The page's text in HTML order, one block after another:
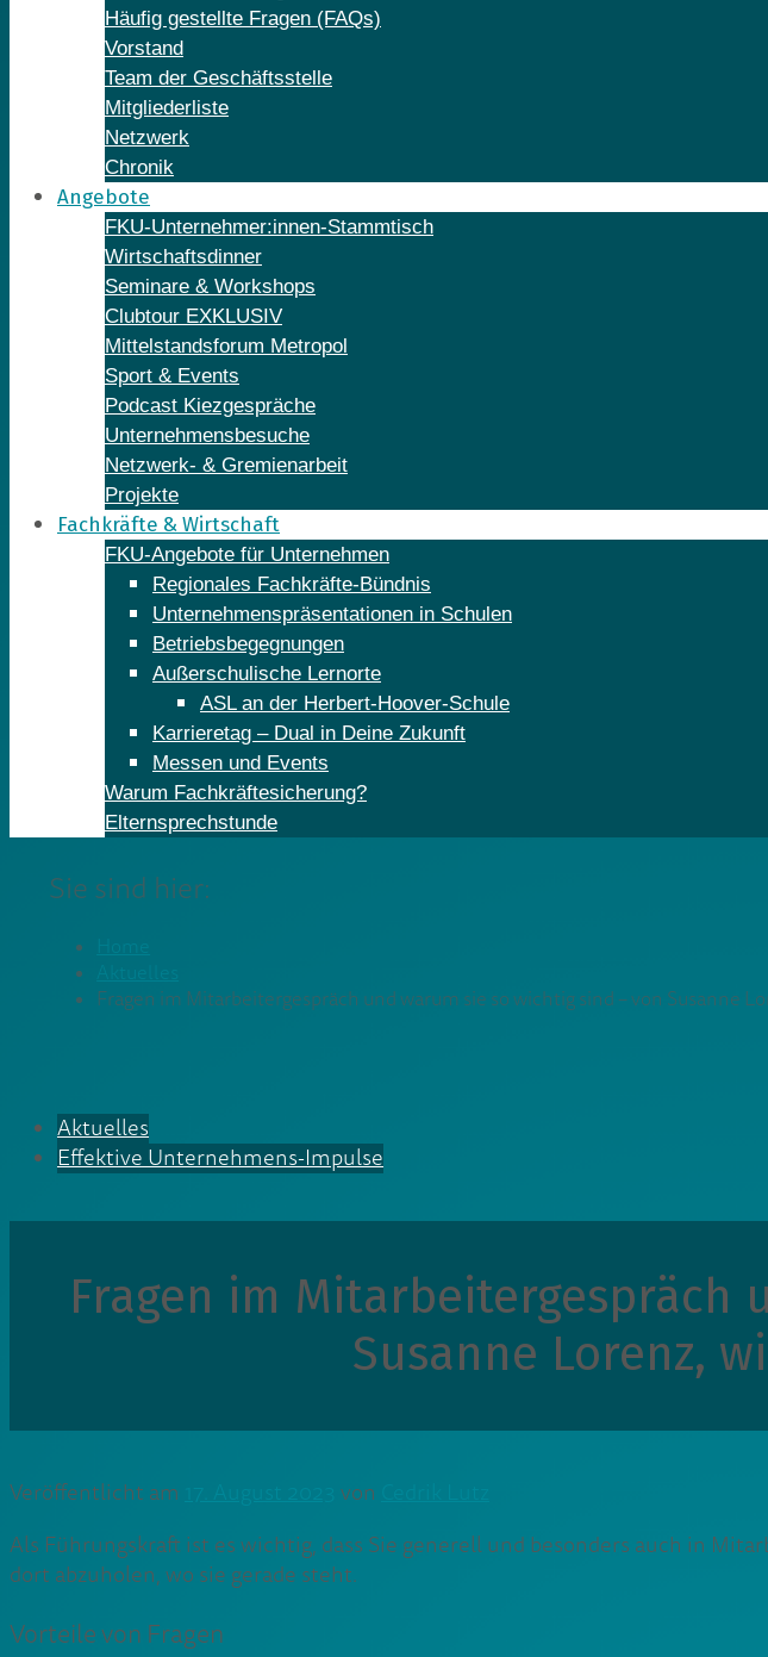
Häufig gestellte Fragen (FAQs)
Vorstand
Team der Geschäftsstelle
Mitgliederliste
Netzwerk
Chronik
Angebote
FKU-Unternehmer:innen-Stammtisch
Wirtschaftsdinner
Seminare & Workshops
Clubtour EXKLUSIV
Mittelstandsforum Metropol
Sport & Events
Podcast Kiezgespräche
Unternehmensbesuche
Netzwerk- & Gremienarbeit
Projekte
Fachkräfte & Wirtschaft
FKU-Angebote für Unternehmen
Regionales Fachkräfte-Bündnis
Unternehmenspräsentationen in Schulen
Betriebsbegegnungen
Außerschulische Lernorte
ASL an der Herbert-Hoover-Schule
Karrieretag – Dual in Deine Zukunft
Messen und Events
Warum Fachkräftesicherung?
Elternsprechstunde
Sie sind hier:
Fragen im Mitarbeitergespräch und warum sie so wichtig sind – von Susanne
Aktuelles
Effektive Unternehmens-Impulse
Fragen im Mitarbeitergespräch
Susanne Lorenz,
Veröffentlicht am von
Als Führungskraft ist es wichtig, dass Sie generell und besonders auch in
dort abzuholen, wo sie gerade steht.
Vorteile von Fragen